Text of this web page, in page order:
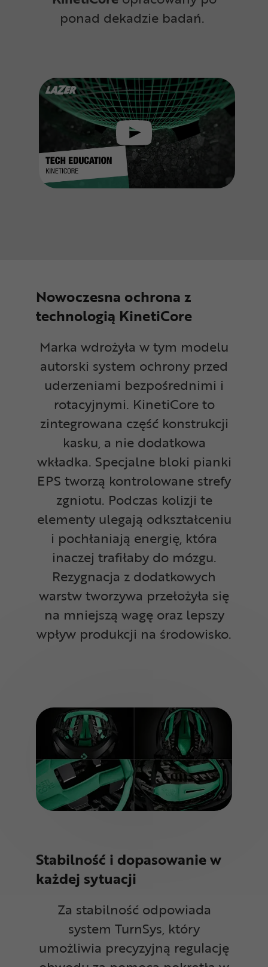
ponad dekadzie badań.
Nowoczesna ochrona z
technologią KinetiCore
Marka wdrożyła w tym modelu
autorski system ochrony przed
uderzeniami bezpośrednimi i
rotacyjnymi. KinetiCore to
zintegrowana część konstrukcji
kasku, a nie dodatkowa
wkładka. Specjalne bloki pianki
EPS tworzą kontrolowane strefy
zgniotu. Podczas kolizji te
elementy ulegają odkształceniu
i pochłaniają energię, która
inaczej trafiłaby do mózgu.
Rezygnacja z dodatkowych
warstw tworzywa przełożyła się
na mniejszą wagę oraz lepszy
wpływ produkcji na środowisko.
Stabilność i dopasowanie w
każdej sytuacji
Za stabilność odpowiada
system TurnSys, który
umożliwia precyzyjną regulację